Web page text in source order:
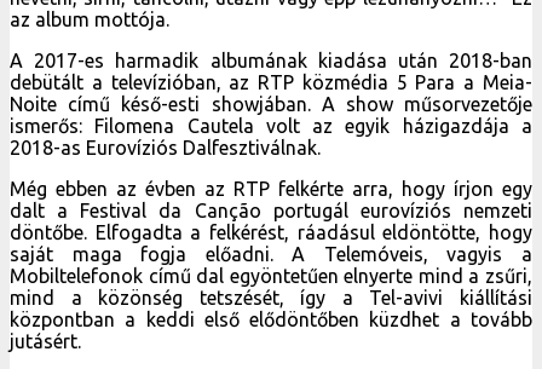
az album mottója.
A 2017-es harmadik albumának kiadása után 2018-ban
debütált a televízióban, az RTP közmédia 5 Para a Meia-
Noite című késő-esti showjában. A show műsorvezetője
ismerős: Filomena Cautela volt az egyik házigazdája a
2018-as Eurovíziós Dalfesztiválnak.
Még ebben az évben az RTP felkérte arra, hogy írjon egy
dalt a Festival da Canção portugál eurovíziós nemzeti
döntőbe. Elfogadta a felkérést, ráadásul eldöntötte, hogy
saját maga fogja előadni. A Telemóveis, vagyis a
Mobiltelefonok című dal egyöntetűen elnyerte mind a zsűri,
mind a közönség tetszését, így a Tel-avivi kiállítási
központban a keddi első elődöntőben küzdhet a tovább
jutásért.